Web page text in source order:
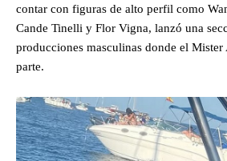
contar con figuras de alto perfil como
Cande Tinelli y Flor Vigna, lanzó una
producciones masculinas donde el
parte.